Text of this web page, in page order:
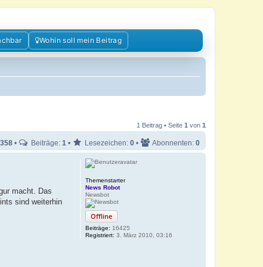
Wohin soll mein Beitrag
1 Beitrag • Seite 1 von 1
358 • Beiträge: 1 • Lesezeichen: 0 • Abonnenten: 0
Themenstarter
News Robot
Newsbot
Offline
Beiträge: 16425
Registriert: 3. März 2010, 03:16
macht. Das
sind weiterhin